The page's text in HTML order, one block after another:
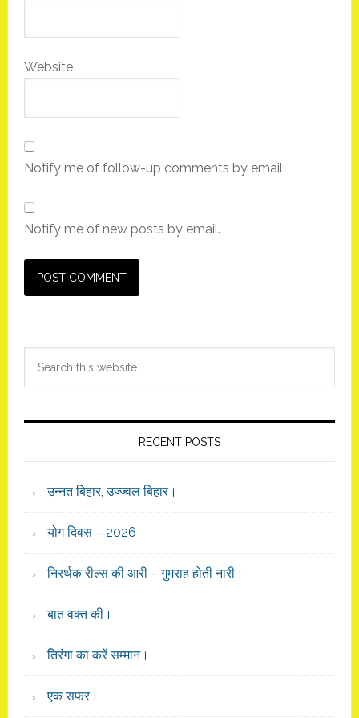
Website
Notify me of follow-up comments by email.
Notify me of new posts by email.
Primary
Sidebar
RECENT POSTS
उन्नत बिहार, उज्ज्वल बिहार।
योग दिवस – 2026
निरर्थक रील्स की आरी – गुमराह होती नारी।
बात वक्त की।
तिरंगा का करें सम्मान।
एक सफर।